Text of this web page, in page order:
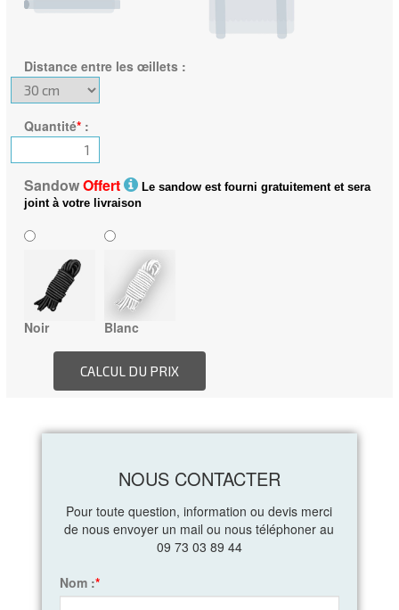
Distance entre les œillets:
Quantité*:
SandowOffert
Le sandow est fourni gratuitement et sera
joint à votre livraison
Noir Blanc
NOUS CONTACTER
Pour toute question, information ou devis merci
de nous envoyer un mail ou nous téléphoner au
09 73 03 89 44
Nom :*